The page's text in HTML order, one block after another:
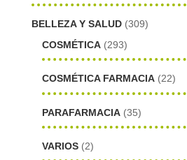
BELLEZA Y SALUD (309)
COSMÉTICA (293)
COSMÉTICA FARMACIA (22)
PARAFARMACIA (35)
VARIOS (2)